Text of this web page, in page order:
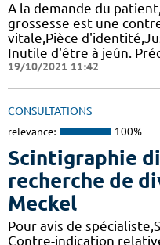
A la demande du
grossesse est une
vitale,Pièce
Inutile d'être à jeûn.
19/10/2021 11:42
CONSULTATIONS
relevance: 100%
Scintigraphie
recherche de
Meckel
Pour avis de
Contre-indication